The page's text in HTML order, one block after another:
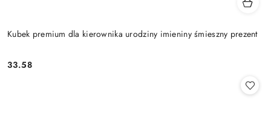
Kubek premium dla kierownika urodziny imieniny śmieszny prezent
Cena:
33.58